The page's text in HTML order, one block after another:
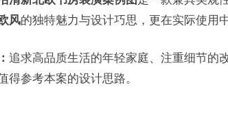
风的独特魅力与设计巧思，更在实际使用
追求高品质生活的年轻家庭、注重细节的
得参考本案的设计思路。